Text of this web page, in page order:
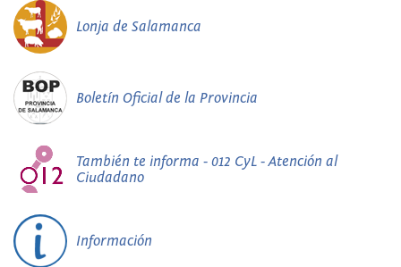
Lonja de Salamanca
Boletín Oficial de la Provincia
También te informa - 012 CyL - Atención al
Ciudadano
Información